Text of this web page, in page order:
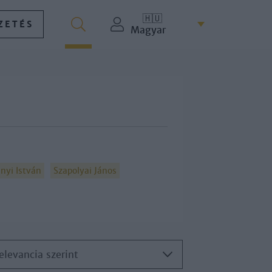
🇭🇺
Magyar
István Szapolyai János
szerint